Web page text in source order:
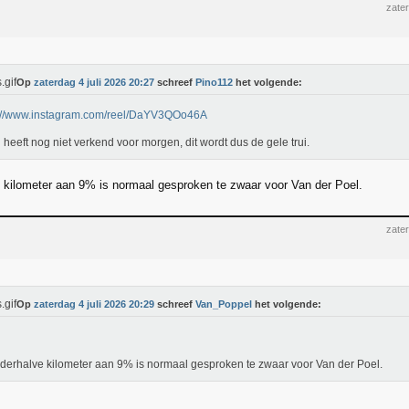
Op zaterdag 4 juli 2026 20:27 schreef Pino112 het volgende:
www.instagram.com/reel/DaYV3QOo46A
heeft nog niet verkend voor morgen, dit wordt dus de gele trui.
kilometer aan 9% is normaal gesproken te zwaar voor Van der Poel.
Op zaterdag 4 juli 2026 20:29 schreef Van_Poppel het volgende:
kilometer aan 9% is normaal gesproken te zwaar voor Van der Poel.